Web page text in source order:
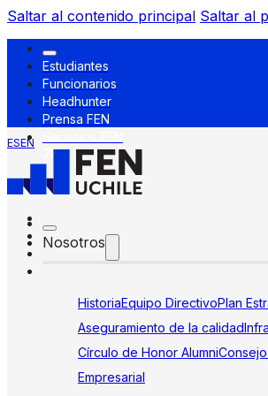
Saltar al contenido principal Saltar al
Estudiantes
Funcionarios
Headhunter
Prensa FEN
ESEN
Nosotros
HistoriaEquipo DirectivoPlan
Aseguramiento de la calidad
Círculo de Honor Alumni
Empresarial